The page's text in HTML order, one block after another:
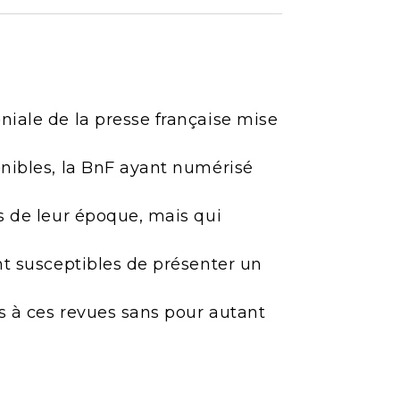
de la presse française mise
la BnF ayant numérisé
de leur époque, mais qui
susceptibles de présenter un
ces revues sans pour autant